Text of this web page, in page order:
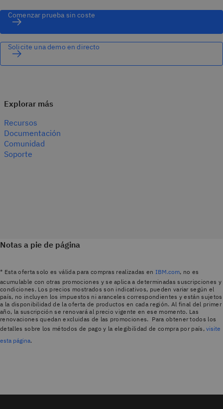
Comenzar prueba sin coste
Solicite una demo en directo
Explorar más
Recursos
Documentación
Comunidad
Soporte
Notas a pie de página
* Esta oferta solo es válida para compras realizadas en IBM.com, no es
acumulable con otras promociones y se aplica a determinadas suscripciones y
condiciones. Los precios mostrados son indicativos, pueden variar según el
país, no incluyen los impuestos ni aranceles correspondientes y están sujetos
a la disponibilidad de la oferta de productos en cada región. Al final del primer
año, la suscripción se renovará al precio vigente en ese momento. Las
renovaciones quedan excluidas de las promociones. Para obtener todos los
detalles sobre los métodos de pago y la elegibilidad de compra por país,visite
esta página.